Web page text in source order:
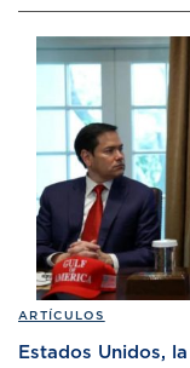
ARTÍCULOS
Estados Unidos,